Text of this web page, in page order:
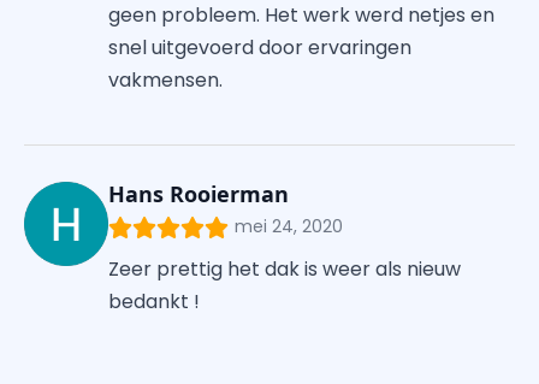
geen probleem. Het werk werd netjes en
snel uitgevoerd door ervaringen
vakmensen.
Hans Rooierman
mei 24, 2020
Zeer prettig het dak is weer als nieuw
bedankt !